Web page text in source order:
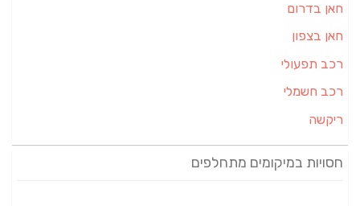
חאן בדרום
חאן בצפון
רכב תפעולי
רכב חשמלי
ריקשה
חסויות במיקומים מתחלפים